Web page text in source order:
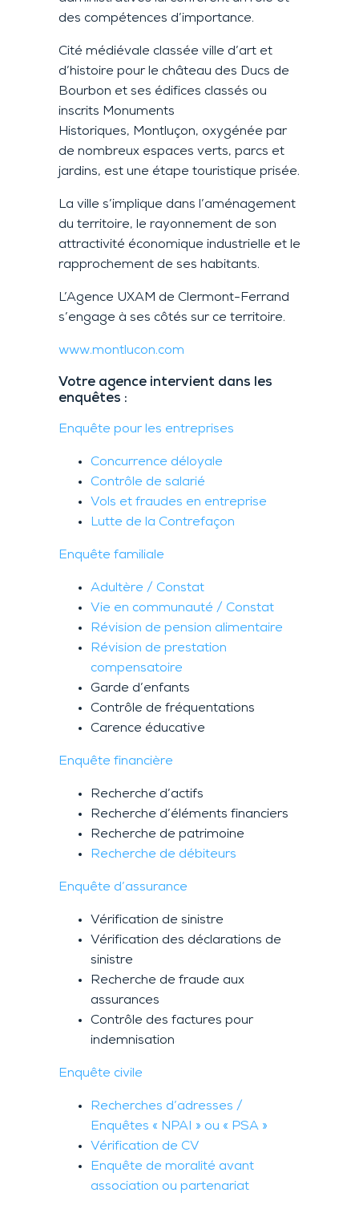
des compétences d’importance.
Cité médiévale classée ville d’art et
d’histoire pour le château des Ducs de
Bourbon et ses édifices classés ou
inscrits Monuments
Historiques, Montluçon, oxygénée par
de nombreux espaces verts, parcs et
jardins, est une étape touristique prisée.
La ville s’implique dans l’aménagement
du territoire, le rayonnement de son
attractivité économique industrielle et le
rapprochement de ses habitants.
L’Agence UXAM de Clermont-Ferrand
s’engage à ses côtés sur ce territoire.
www.montlucon.com
Votre agence intervient dans les
enquêtes :
Enquête pour les entreprises
Concurrence déloyale
Contrôle de salarié
Vols et fraudes en entreprise
Lutte de la Contrefaçon
Enquête familiale
Adultère / Constat
Vie en communauté / Constat
Révision de pension alimentaire
Révision de prestation
compensatoire
Garde d’enfants
Contrôle de fréquentations
Carence éducative
Enquête financière
Recherche d’actifs
Recherche d’éléments financiers
Recherche de patrimoine
Recherche de débiteurs
Enquête d’assurance
Vérification de sinistre
Vérification des déclarations de
sinistre
Recherche de fraude aux
assurances
Contrôle des factures pour
indemnisation
Enquête civile
Recherches d’adresses /
Enquêtes « NPAI » ou « PSA »
Vérification de CV
Enquête de moralité avant
association ou partenariat